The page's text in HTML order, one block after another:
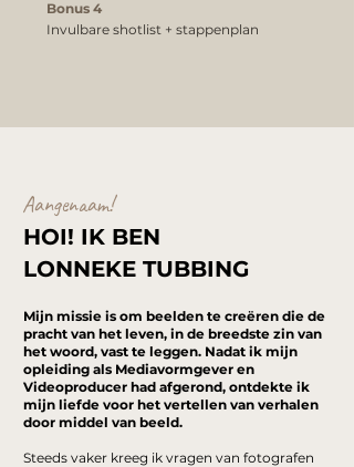
Bonus 4
Invulbare shotlist + stappenplan
Aangenaam!
HOI! IK BEN
LONNEKE TUBBING
Mijn missie is om beelden te creëren die de
pracht van het leven, in de breedste zin van
het woord, vast te leggen. Nadat ik mijn
opleiding als Mediavormgever en
Videoproducer had afgerond, ontdekte ik
mijn liefde voor het vertellen van verhalen
door middel van beeld.
Steeds vaker kreeg ik vragen van fotografen